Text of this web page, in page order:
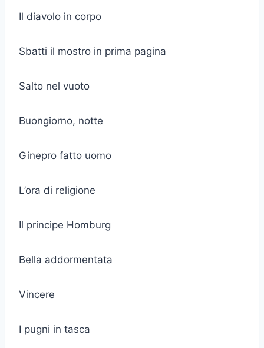
Il diavolo in corpo
Sbatti il mostro in prima pagina
Salto nel vuoto
Buongiorno, notte
Ginepro fatto uomo
L’ora di religione
Il principe Homburg
Bella addormentata
Vincere
I pugni in tasca